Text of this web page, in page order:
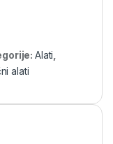
Alati
alati